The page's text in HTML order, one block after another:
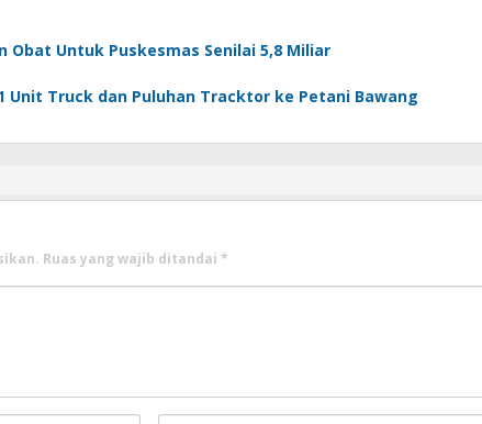
Obat Untuk Puskesmas Senilai 5,8 Miliar
Unit Truck dan Puluhan Tracktor ke Petani Bawang
Ruas yang wajib ditandai *